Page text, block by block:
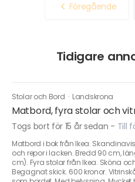
Föregående
Tidigare
Stolar och Bord · Landskrona
Matbord, fyra stolar och
Togs bort för 15 år sedan - Till
Matbord i bok från Ikea.
och repor i lacken. Bredd 90 cm,
cm). Fyra stolar från Ikea. Sköna
Begagnat skick. 600 kronor.